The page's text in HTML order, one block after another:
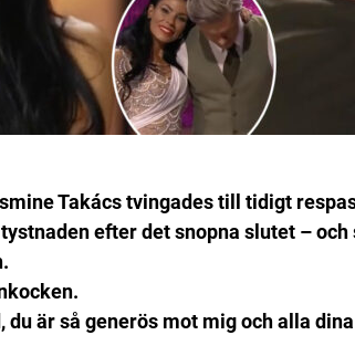
Takács tvingades till tidigt
efter det snopna slutet –
du är så generös mot mig och alla